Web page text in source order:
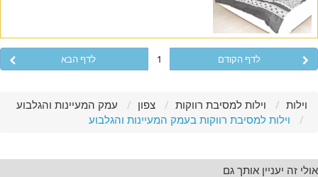
לדף הקודם 1 לדף הבא
וילות וילות למסיבת רווקות צפון
עמק המעיינות והגלבוע
וילות למסיבת רווקות בעמק המעיינות והגלבוע
אולי זה יעניין אותך גם